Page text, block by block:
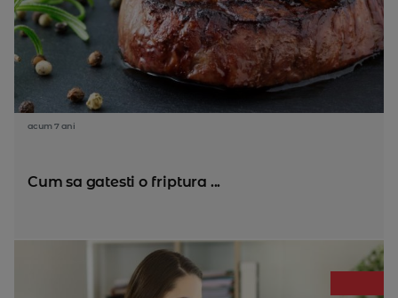
acum 7 ani
Cum sa gatesti o friptura ...